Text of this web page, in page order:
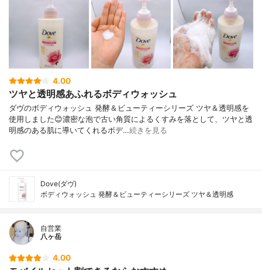
4.00
ツヤと透明感あふれるボディウォッシュ
ダヴのボディウォッシュ 発酵＆ビューティーシリーズ ツヤ＆透明感を
使用しました😊濃密な泡で古い角質によるくすみを落として、ツヤと透
明感のある肌に導いてくれるボデ…続きを見る
Dove(ダヴ)
ボディウォッシュ 発酵＆ビューティーシリーズ ツヤ＆透明感
自営業
八ヶ岳
4.00